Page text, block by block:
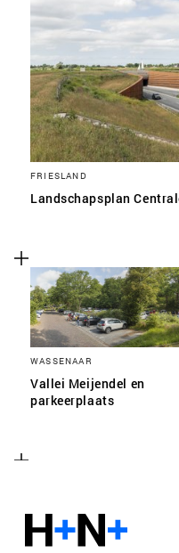
FRIESLAND
Landschapsplan
WASSENAAR
Vallei Meijendel en
parkeerplaats